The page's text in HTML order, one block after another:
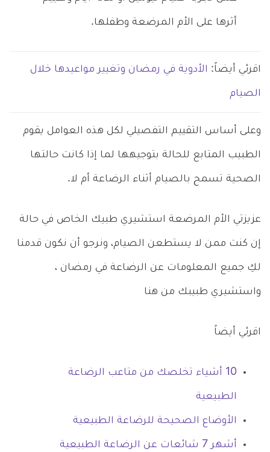
أثرها على الأم المرضعة وطفلها.
اقرئي أيضاً: الأدوية في رمضان وتغيير مواعيدها خلال
الصيام
وعلى أساس التقييم التفصيلي لكل هذه العوامل يقوم
الطبيب المتابع للحالة بتوجيهها لما إذا كانت حالتها
الصحية تسمح بالصيام أثناء الرضاعة أم لا.
عزيزتي الأم المرضعة استشيري طبيك الخاص في حالة
إن كنت ممن لا يستطعن الصيام، ونرجو أن نكون قدمنا
لكِ جميع المعلومات عن الرضاعة في رمضان ،
واستشيري طبيبك من هنا
اقرئي أيضاً
10 أشياء تخلصك من متاعب الرضاعة
الطبيعية
الأوضاع الصحيحة للرضاعة الطبيعية
أشهر 7 شائعات عن الرضاعة الطبيعية